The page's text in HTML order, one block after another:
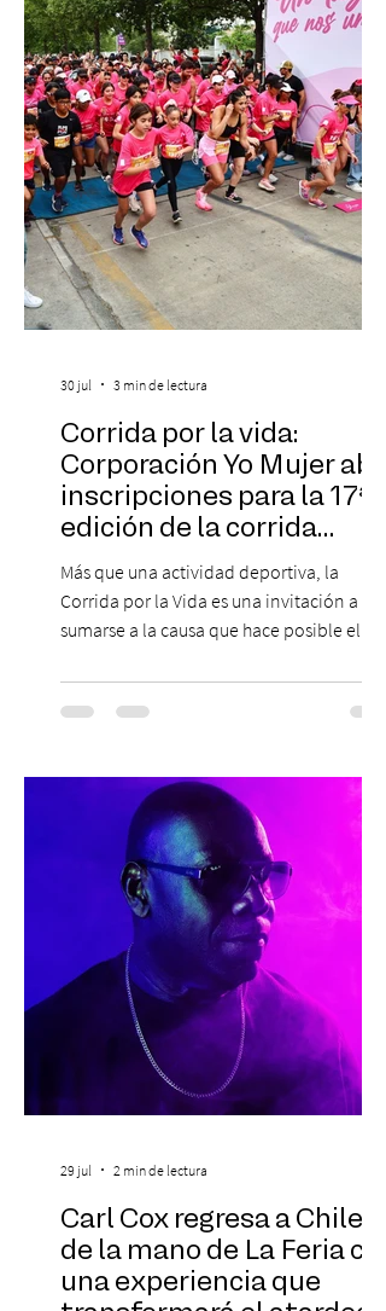
Las Cuatro Estaciones de Antonio Vivaldi y
Las Cuatro Estaciones Porteñas de Astor
Piazzolla. Déja
Corrida por la vida:
Corporación Yo Mujer abre
inscripciones para la 17ª
edición de la corrida
solidaria
Más que una actividad deportiva, la
Corrida por la Vida es una invitación a
sumarse a la causa que hace posible el
desarrolla durante todo el año: brindar
orientación, contención y apoyo
experiencia del cáncer de mama y a sus
familias, además de impulsar la detección
temprana, porque la información también
es una forma de acompañar. Con este
propósito, la Corporación realizará la 17ª
Corrida por la Vida, e
30 jul 3 min de lectura
Carl Cox regresa a Chile
de la mano de La Feria con
una experiencia que
29 jul 2 min de lectura